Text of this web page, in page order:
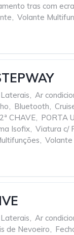
tras com
, Volante
, Ar
, Bluetooth,
CHAVE, PORTA
Isofix, Viatura c/
, Volante
, Ar
de Nevoeiro,